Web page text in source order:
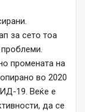
за сето тоа
промената на
во 2020
19. Веќе е
да се